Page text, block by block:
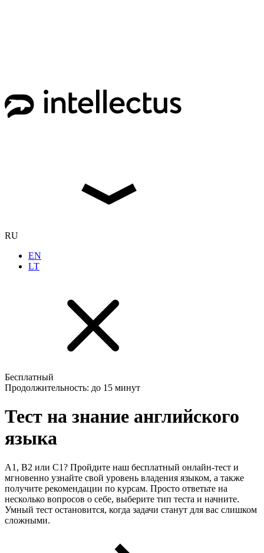
RU
EN
LT
Бесплатный
Продолжительность: до 15 минут
Тест на знание английского
языка
A1, B2 или C1? Пройдите наш бесплатный онлайн-тест и
мгновенно узнайте свой уровень владения языком, а также
получите рекомендации по курсам. Просто ответьте на
несколько вопросов о себе, выберите тип теста и начните.
Умный тест остановится, когда задачи станут для вас слишком
сложными.